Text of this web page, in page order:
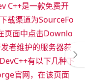
C++是一款免费开
载渠道为SourceFo
页面中点击Downlo
者维护的服务器获
有以下几种下
官网，在该页面